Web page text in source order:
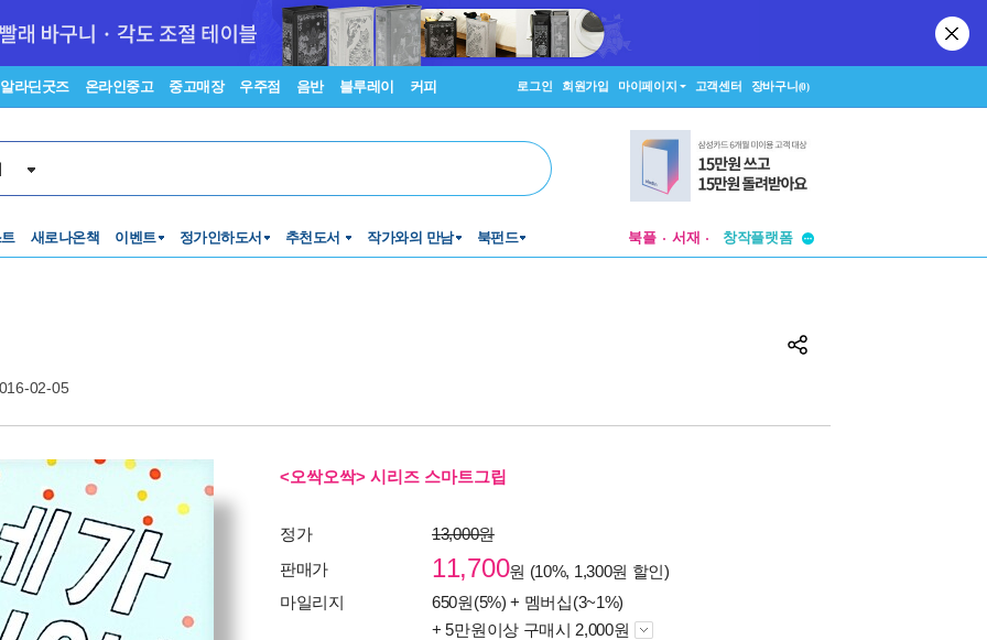
알라딘굿즈 온라인중고 중고매장 우주점 음반 블루레이 커피 로그인 회원가입 마이페이지 고객센터 장바구니(0)
새로나온책 이벤트 정가인하도서 추천도서 작가와의 만남 북펀드 북플 서재
창작플랫폼
투비컨티뉴드
02-05
<오싹오싹> 시리즈 스마트그립
정가
13,000원
판매가
11,700원 (10%, 1,300원 할인)
마일리지
650원(5%) + 멤버십(3~1%)
+ 5만원이상 구매시 2,000원